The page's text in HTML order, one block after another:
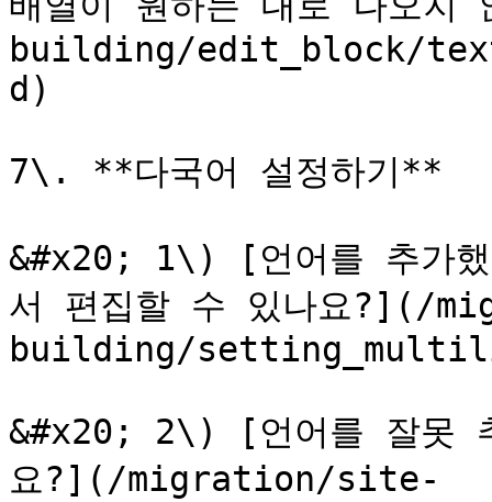
building/edit_block/
d)
7\. **다국어 설정하기**
&#x20; 1\) [언어를 추가했
서 편집할 수 있나요?](/
building/
&#x20; 2\) [언어를 잘못
요?](/migration/site-